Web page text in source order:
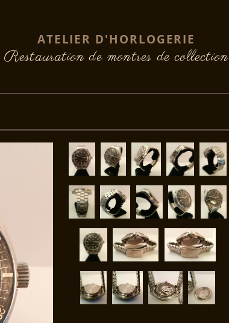
ATELIER D'HORLOGERIE
Restauration de montres de collection